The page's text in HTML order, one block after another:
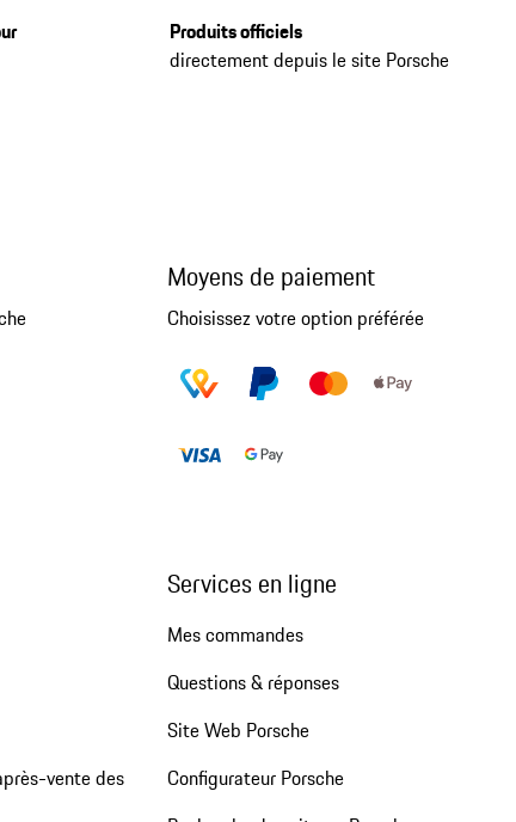
Produits officiels
directement depuis le site Porsche
Moyens de paiement
Choisissez votre option préférée
vente des
Services en ligne
Mes commandes
Questions & réponses
Site Web Porsche
Configurateur Porsche